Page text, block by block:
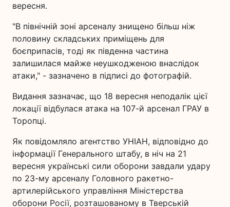
вересня.
"В північній зоні арсеналу знищено більш ніж
половину складських приміщень для
боєприпасів, тоді як південна частина
залишилася майже неушкодженою внаслідок
атаки," - зазначено в підписі до фотографій.
Видання зазначає, що 18 вересня неподалік цієї
локації відбулася атака на 107-й арсенал ГРАУ в
Торопці.
Як повідомляло агентство УНІАН, відповідно до
інформації Генерального штабу, в ніч на 21
вересня українські сили оборони завдали удару
по 23-му арсеналу Головного ракетно-
артилерійського управління Міністерства
оборони Росії, розташованому в Тверській